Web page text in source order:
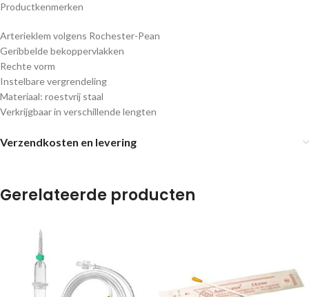
Productkenmerken
Arterieklem volgens Rochester-Pean
Geribbelde bekoppervlakken
Rechte vorm
Instelbare vergrendeling
Materiaal: roestvrij staal
Verkrijgbaar in verschillende lengten
Verzendkosten en levering
Gerelateerde producten